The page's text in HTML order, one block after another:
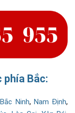
phía Bắc:
Bắc Ninh, Nam Định,